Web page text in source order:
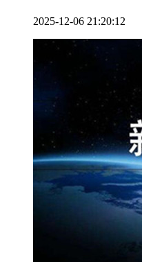
2025-12-06 21:20:12